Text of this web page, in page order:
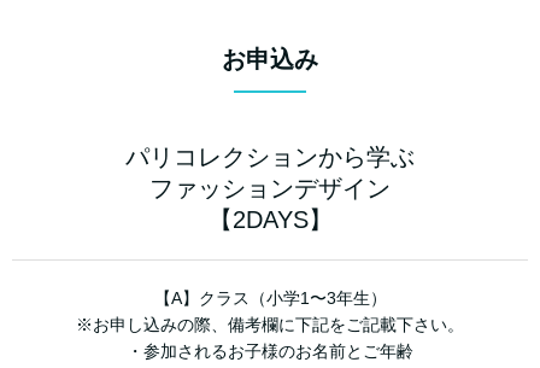
お申込み
パリコレクションから学ぶ
ファッションデザイン
【2DAYS】
【A】クラス（小学1〜3年生）
※お申し込みの際、備考欄に下記をご記載下さい。
・参加されるお子様のお名前とご年齢